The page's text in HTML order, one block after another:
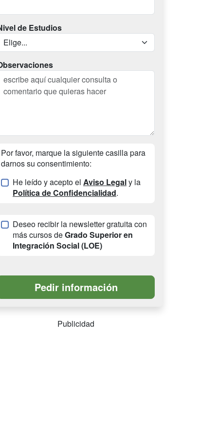
de Estudios
Por favor, marque la siguiente casilla para
darnos su consentimiento:
He leído y acepto el Aviso Legaly la
Política de Confidencialidad.
Deseo recibir la newsletter gratuita con
más cursos deGrado Superior en
Integración Social (LOE)
Publicidad